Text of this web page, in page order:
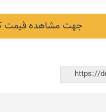
جهت مشاهده قیمت